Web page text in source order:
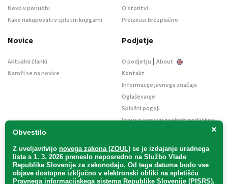
×
Obvestilo
Z uveljavitvijo novega zakona (ZOUL) se je izdajanje uradnega
lista s 1. 3. 2026 preneslo neposredno na Službo Vlade
Republike Slovenije za zakonodajo. Od tega datuma bodo vse
objave dostopne izključno v elektronski obliki na spletišču
Pravnega informacijskega sistema Republike Slovenije (PISRS),
Novo v ponudbi
Kako nakupovati v spletni knjigarni
O storitvi
Preizkusi brezplačno
Novice
Aktualni članki
Naroči se na novice
Podjetje
O podjetju | About
Kontakt
Informacije javnega značaja
Oglaševanje
Splošni pogoji
Izjava o varstvu osebnih podatkov